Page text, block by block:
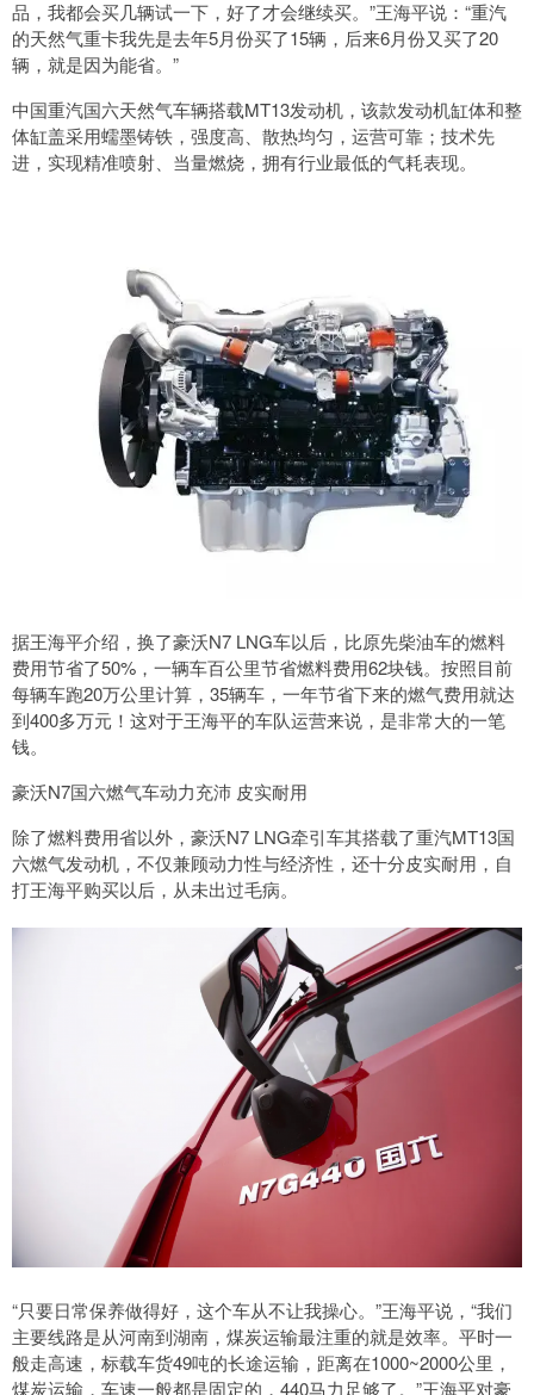
品，我都会买几辆试一下，好了才会继续买。”王海平说：“重汽
的天然气重卡我先是去年5月份买了15辆，后来6月份又买了20
辆，就是因为能省。”
中国重汽国六天然气车辆搭载MT13发动机，该款发动机缸体和整
体缸盖采用蠕墨铸铁，强度高、散热均匀，运营可靠；技术先
进，实现精准喷射、当量燃烧，拥有行业最低的气耗表现。
据王海平介绍，换了豪沃N7 LNG车以后，比原先柴油车的燃料
费用节省了50%，一辆车百公里节省燃料费用62块钱。按照目前
每辆车跑20万公里计算，35辆车，一年节省下来的燃气费用就达
到400多万元！这对于王海平的车队运营来说，是非常大的一笔
钱。
豪沃N7国六燃气车动力充沛 皮实耐用
除了燃料费用省以外，豪沃N7 LNG牵引车其搭载了重汽MT13国
六燃气发动机，不仅兼顾动力性与经济性，还十分皮实耐用，自
打王海平购买以后，从未出过毛病。
“只要日常保养做得好，这个车从不让我操心。”王海平说，“我们
主要线路是从河南到湖南，煤炭运输最注重的就是效率。平时一
般走高速，标载车货49吨的长途运输，距离在1000~2000公里，
煤炭运输，车速一般都是固定的，440马力足够了。”王海平对豪